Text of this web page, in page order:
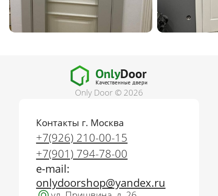
Only Door © 2026
Контакты г. Москва
+7(926) 210-00-15
+7(901) 794-78-00
e-mail:
onlydoorshop@yandex.ru